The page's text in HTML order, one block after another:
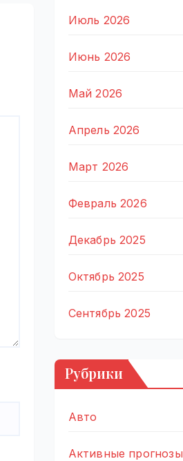
Июль 2026
Июнь 2026
Май 2026
Апрель 2026
Март 2026
Февраль 2026
Декабрь 2025
Октябрь 2025
Сентябрь 2025
Рубрики
Авто
Активные прогнозы